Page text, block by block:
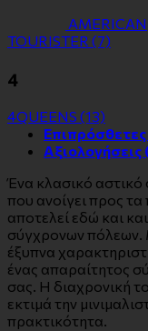
ΑMERICAN
TOURISTER (7)
4
4QUEENS (13)
Αξιολογήσεις
Ένα κλασικό αστικό
που ανοίγει προς
αποτελεί εδώ και
σύγχρονων πόλεων.
έξυπνα
ένας απαραίτητος
σας. Η διαχρονική
εκτιμά την
πρακτικότητα.